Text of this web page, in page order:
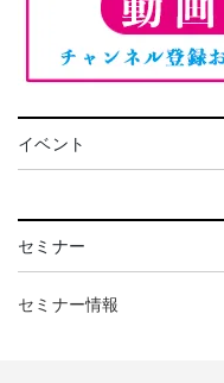
イベント
セミナー
セミナー情報